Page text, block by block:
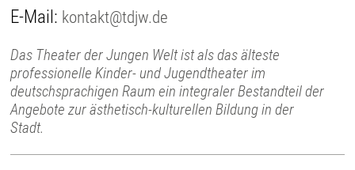
E-Mail: kontakt@tdjw.de
Das Theater der Jungen Welt ist als das älteste
professionelle Kinder- und Jugendtheater im
deutschsprachigen Raum ein integraler Bestandteil der
Angebote zur ästhetisch-kulturellen Bildung in der
Stadt.